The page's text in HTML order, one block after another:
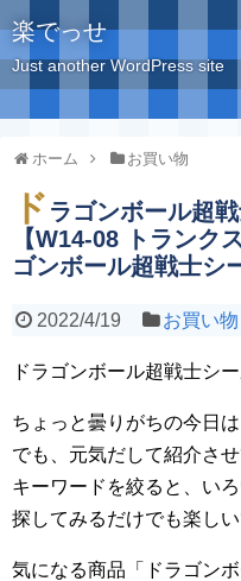
楽でっせ
Just another WordPress site
ホーム お買い物
ド ラゴンボール超
【W14-08 トランク
ゴンボール超戦士シ
2022/4/19 お買い物
ドラゴンボール超戦士シ
ちょっと曇りがちの今日
でも、元気だして紹介させ
キーワードを絞ると、い
探してみるだけでも楽しい
気になる商品「ドラゴン